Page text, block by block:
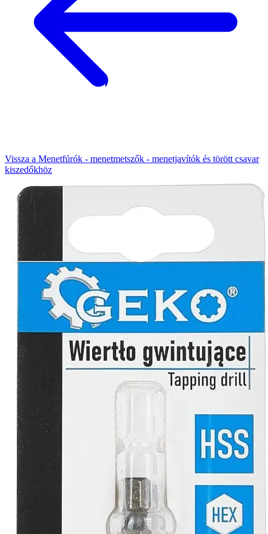
Vissza a Menetfúrók - menetmetszők - menetjavítók és törött csavar
kiszedőkhöz